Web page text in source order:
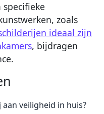
zoals
ideaal zijn
, bijdragen
veiligheid in huis?